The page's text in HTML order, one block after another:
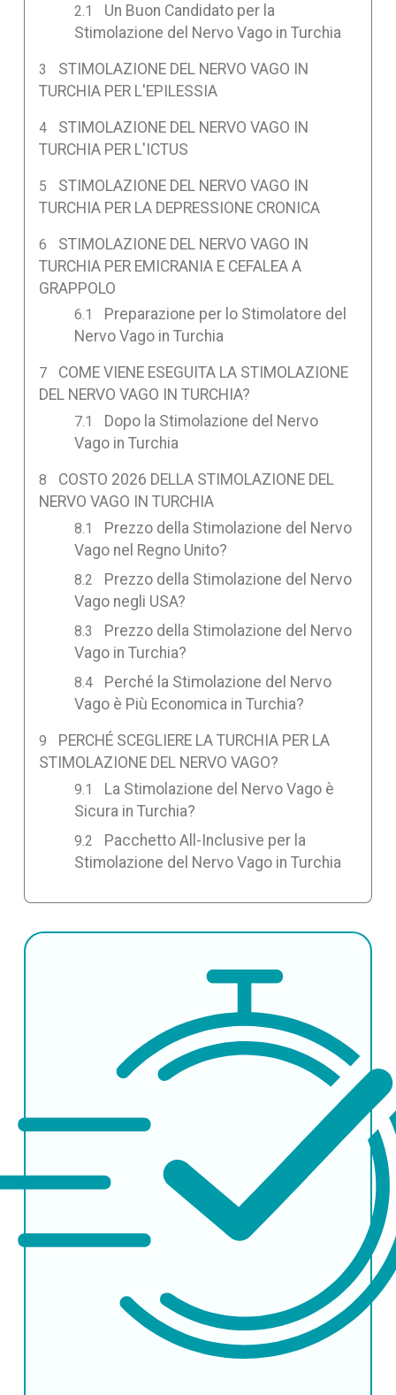
Un Buon Candidato per la
Stimolazione del Nervo Vago in Turchia
STIMOLAZIONE DEL NERVO VAGO IN
TURCHIA PER L'EPILESSIA
STIMOLAZIONE DEL NERVO VAGO IN
TURCHIA PER L'ICTUS
STIMOLAZIONE DEL NERVO VAGO IN
TURCHIA PER LA DEPRESSIONE CRONICA
STIMOLAZIONE DEL NERVO VAGO IN
TURCHIA PER EMICRANIA E CEFALEA A
GRAPPOLO
Preparazione per lo Stimolatore del
Nervo Vago in Turchia
COME VIENE ESEGUITA LA STIMOLAZIONE
DEL NERVO VAGO IN TURCHIA?
Dopo la Stimolazione del Nervo
Vago in Turchia
COSTO 2026 DELLA STIMOLAZIONE DEL
NERVO VAGO IN TURCHIA
Prezzo della Stimolazione del Nervo
Vago nel Regno Unito?
Prezzo della Stimolazione del Nervo
Vago negli USA?
Prezzo della Stimolazione del Nervo
Vago in Turchia?
Perché la Stimolazione del Nervo
Vago è Più Economica in Turchia?
PERCHÉ SCEGLIERE LA TURCHIA PER LA
STIMOLAZIONE DEL NERVO VAGO?
La Stimolazione del Nervo Vago è
Sicura in Turchia?
Pacchetto All-Inclusive per la
Stimolazione del Nervo Vago in Turchia